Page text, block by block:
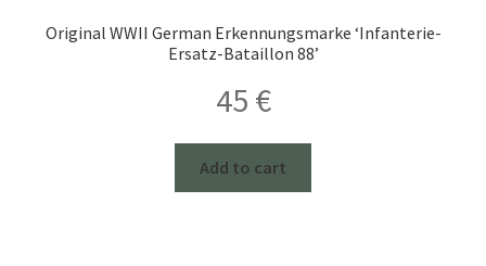
Original WWII German Erkennungsmarke ‘Infanterie-
Ersatz-Bataillon 88’
45 €
Add to cart